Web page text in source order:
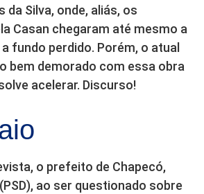
da Silva, onde, aliás, os
Casan chegaram até mesmo a
fundo perdido. Porém, o atual
bem demorado com essa obra
acelerar. Discurso!
o prefeito de Chapecó,
ao ser questionado sobre